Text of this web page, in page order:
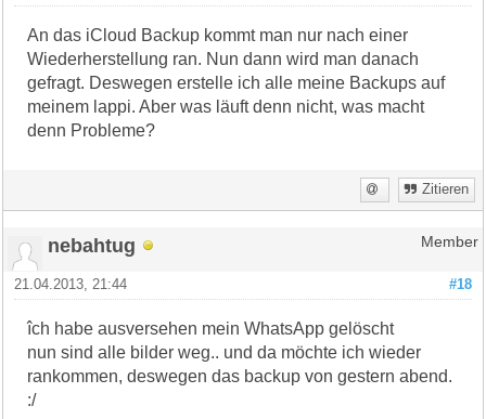
An das iCloud Backup kommt man nur nach einer
Wiederherstellung ran. Nun dann wird man danach
gefragt. Deswegen erstelle ich alle meine Backups auf
meinem lappi. Aber was läuft denn nicht, was macht
denn Probleme?
Zitieren
nebahtug Member
#18
21.04.2013, 21:44
îch habe ausversehen mein WhatsApp gelöscht
nun sind alle bilder weg.. und da möchte ich wieder
rankommen, deswegen das backup von gestern abend.
:/